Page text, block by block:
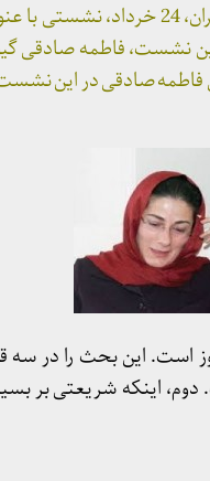
گروه جامعه شناسی دین انجمن جامعه
نشست، فاطمه صادقی
فاطمه صادقی در این نشست
است. این بحث را در
اینکه شریعتی بر